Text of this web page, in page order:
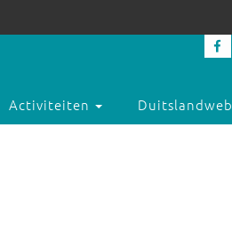
Activiteiten Duitslandweb